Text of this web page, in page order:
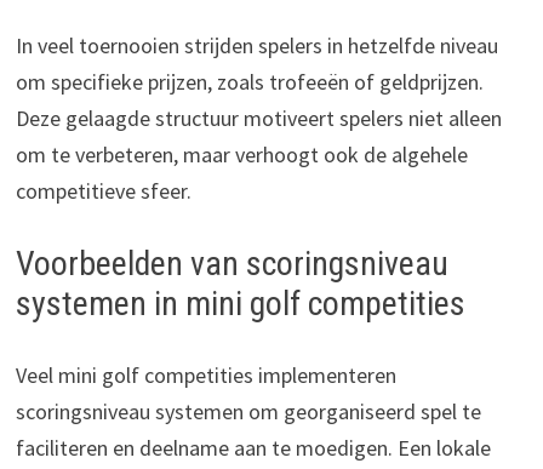
In veel toernooien strijden spelers in hetzelfde niveau
om specifieke prijzen, zoals trofeeën of geldprijzen.
Deze gelaagde structuur motiveert spelers niet alleen
om te verbeteren, maar verhoogt ook de algehele
competitieve sfeer.
Voorbeelden van scoringsniveau
systemen in mini golf competities
Veel mini golf competities implementeren
scoringsniveau systemen om georganiseerd spel te
faciliteren en deelname aan te moedigen. Een lokale